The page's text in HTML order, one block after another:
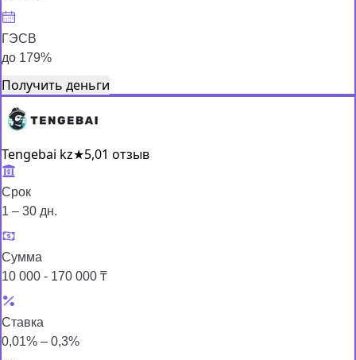
ГЭСВ
до 179%
Получить деньги
Tengebai kz★5,01 отзыв
Срок
1 – 30 дн.
Сумма
10 000 - 170 000 ₸
Ставка
0,01% – 0,3%